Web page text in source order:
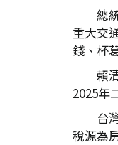
總
重大交
錢、杯
賴
2025年
台
稅源為